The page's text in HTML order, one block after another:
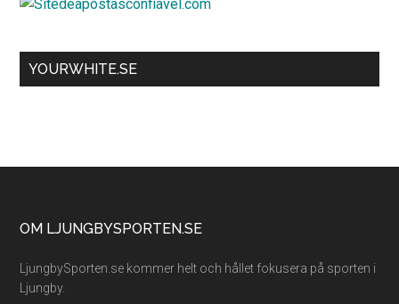
YOURWHITE.SE
Footer
OM LJUNGBYSPORTEN.SE
LjungbySporten.se kommer helt och hållet fokusera på sporten i
Ljungby.